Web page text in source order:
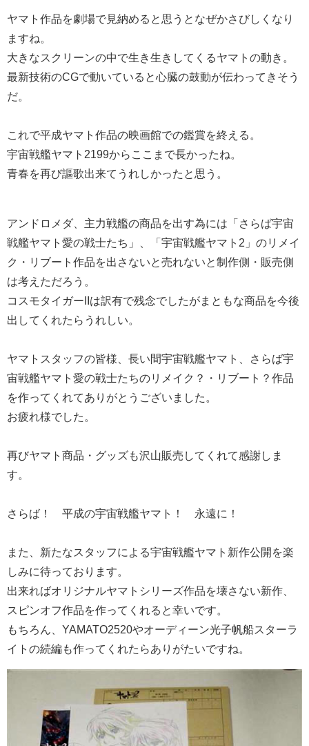
ヤマト作品を劇場で見納めると思うとなぜかさびしくなり
ますね。
大きなスクリーンの中で生き生きしてくるヤマトの動き。
最新技術のCGで動いていると心臓の鼓動が伝わってきそう
だ。
これで平成ヤマト作品の映画館での鑑賞を終える。
宇宙戦艦ヤマト2199からここまで長かったね。
青春を再び謳歌出来てうれしかったと思う。
アンドロメダ、主力戦艦の商品を出す為には「さらば宇宙
戦艦ヤマト愛の戦士たち」、「宇宙戦艦ヤマト2」のリメイ
ク・リブート作品を出さないと売れないと制作側・販売側
は考えただろう。
コスモタイガーIIは訳有で残念でしたがまともな商品を今後
出してくれたらうれしい。
ヤマトスタッフの皆様、長い間宇宙戦艦ヤマト、さらば宇
宙戦艦ヤマト愛の戦士たちのリメイク？・リブート？作品
を作ってくれてありがとうございました。
お疲れ様でした。
再びヤマト商品・グッズも沢山販売してくれて感謝しま
す。
さらば！ 平成の宇宙戦艦ヤマト！ 永遠に！
また、新たなスタッフによる宇宙戦艦ヤマト新作公開を楽
しみに待っております。
出来ればオリジナルヤマトシリーズ作品を壊さない新作、
スピンオフ作品を作ってくれると幸いです。
もちろん、YAMATO2520やオーディーン光子帆船スターラ
イトの続編も作ってくれたらありがたいですね。